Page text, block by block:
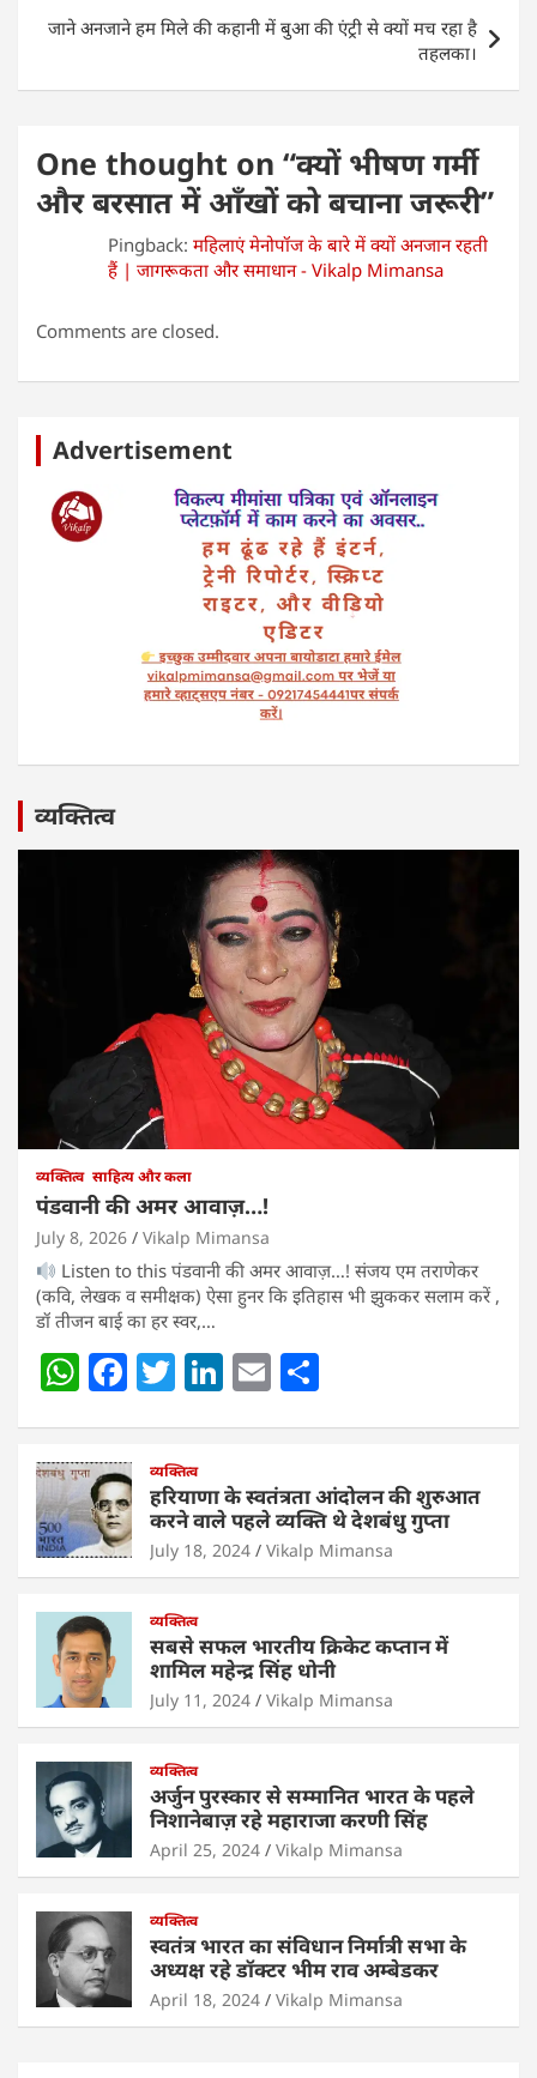
जाने अनजाने हम मिले की कहानी में बुआ की एंट्री से क्यों मच रहा है
तहलका।
One thought on “क्यों भीषण गर्मी
और बरसात में आँखों को बचाना जरूरी”
Pingback: महिलाएं मेनोपॉज के बारे में क्यों अनजान रहती
हैं | जागरूकता और समाधान - Vikalp Mimansa
Comments are closed.
Advertisement
व्यक्तित्व
व्यक्तित्व साहित्य और कला
पंडवानी की अमर आवाज़…!
July 8, 2026 Vikalp Mimansa
Listen to this पंडवानी की अमर आवाज़…! संजय एम तराणेकर
(कवि, लेखक व समीक्षक) ऐसा हुनर कि इतिहास भी झुककर सलाम करें ,
डॉ तीजन बाई का हर स्वर,…
W
at
s
A
p
p
F
c
e
b
o
o
T
er
Li
e
dI
n
E
l e
व्यक्तित्व
हरियाणा के स्वतंत्रता आंदोलन की शुरुआत
करने वाले पहले व्यक्ति थे देशबंधु गुप्ता
July 18, 2024 Vikalp Mimansa
व्यक्तित्व
सबसे सफल भारतीय क्रिकेट कप्तान में
शामिल महेन्द्र सिंह धोनी
July 11, 2024 Vikalp Mimansa
व्यक्तित्व
अर्जुन पुरस्कार से सम्मानित भारत के पहले
निशानेबाज़ रहे महाराजा करणी सिंह
April 25, 2024 Vikalp Mimansa
व्यक्तित्व
स्वतंत्र भारत का संविधान निर्मात्री सभा के
अध्यक्ष रहे डॉक्टर भीम राव अम्बेडकर
April 18, 2024 Vikalp Mimansa